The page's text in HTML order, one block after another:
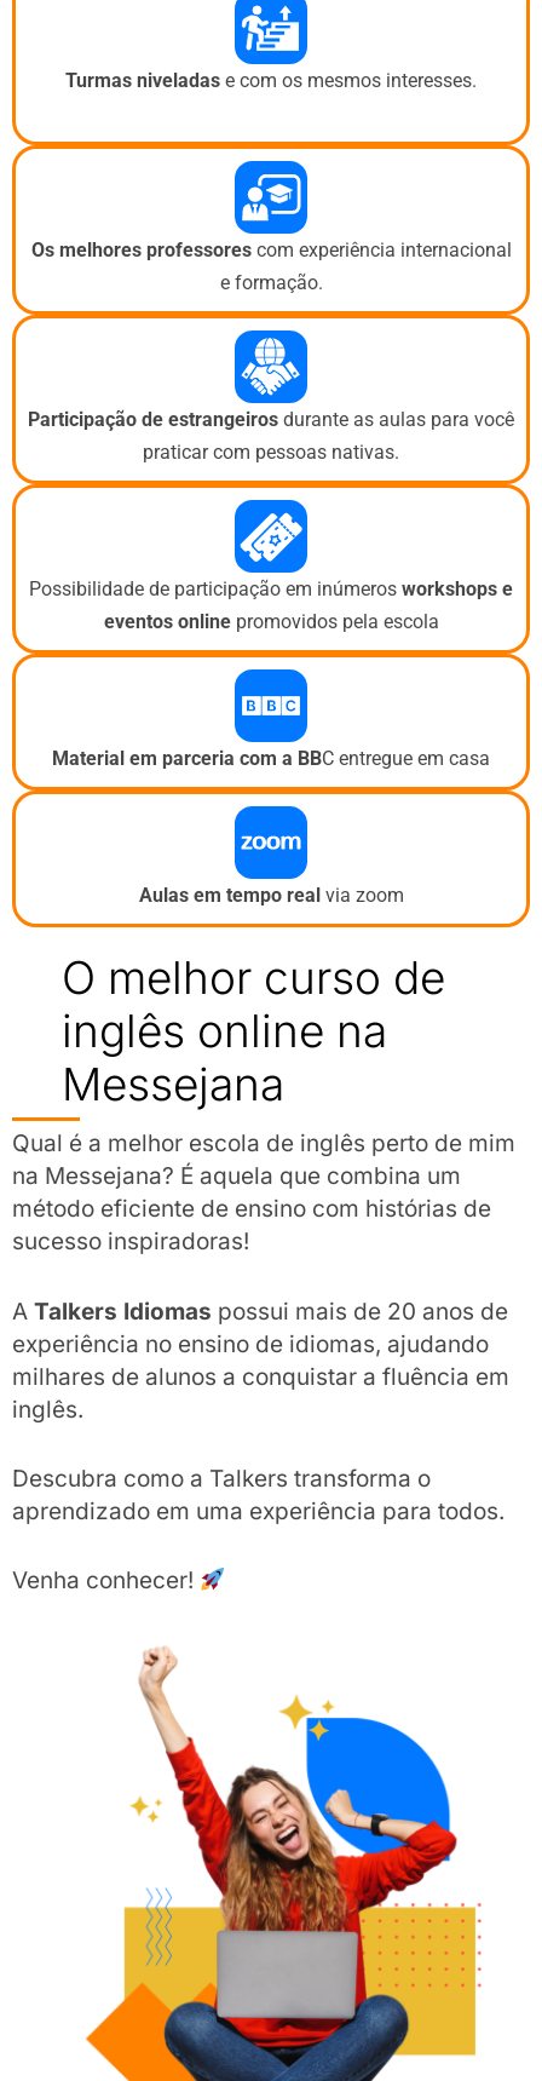
Turmas niveladas e com os mesmos interesses.
Os melhores professorescom experiência internacional
e formação.
Participação de estrangeiros durante as aulas para você
praticar com pessoas nativas.
Possibilidade de participação em inúmeros workshops e
eventos online promovidos pela escola
Material em parceria com a BBC entregue em casa
Aulas em tempo real via zoom
O melhor curso de
inglês online na
Messejana
Qual é a melhor escola de inglês perto de mim
na Messejana? É aquela que combina um
método eficiente de ensino com histórias de
sucesso inspiradoras!
A Talkers Idiomas possui mais de 20 anos de
experiência no ensino de idiomas, ajudando
milhares de alunos a conquistar a fluência em
inglês.
Descubra como a Talkers transforma o
aprendizado em uma experiência para todos.
Venha conhecer!